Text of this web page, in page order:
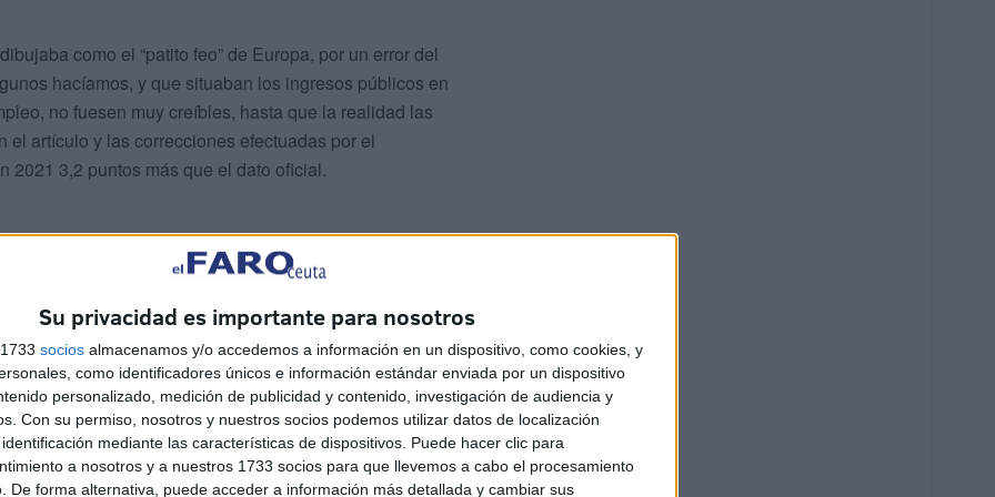
Su privacidad es importante para nosotros
socios almacenamos y/o accedemos a información en un dispositivo, como cookies, y
como identificadores únicos e información estándar enviada por un dispositivo
personalizado, medición de publicidad y contenido, investigación de audiencia y
Con su permiso, nosotros y nuestros socios podemos utilizar datos de localización
mediante las características de dispositivos. Puede hacer clic para
a nosotros y a nuestros 1733 socios para que llevemos a cabo el procesamiento
De forma alternativa, puede acceder a información más detallada y cambiar sus
como el “patito feo” de Europa, por un error del
hacíamos, y que situaban los ingresos públicos en
no fuesen muy creíbles, hasta que la realidad las
artículo y las correcciones efectuadas por el
2021 3,2 puntos más que el dato oficial.
solo afectó a la imagen exterior de España, sino
Comunidades Autónomas, pues un PIB mayor
fue una de las causas de que la oposición política
bien y que los datos del empleo y desempleo
electoral estuvo afectado por este mantra de que la
anterior que una amiga mía, de ideología